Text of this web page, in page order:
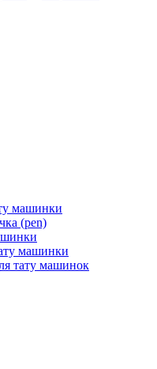
машинки
(pen)
машинки
тату машинок